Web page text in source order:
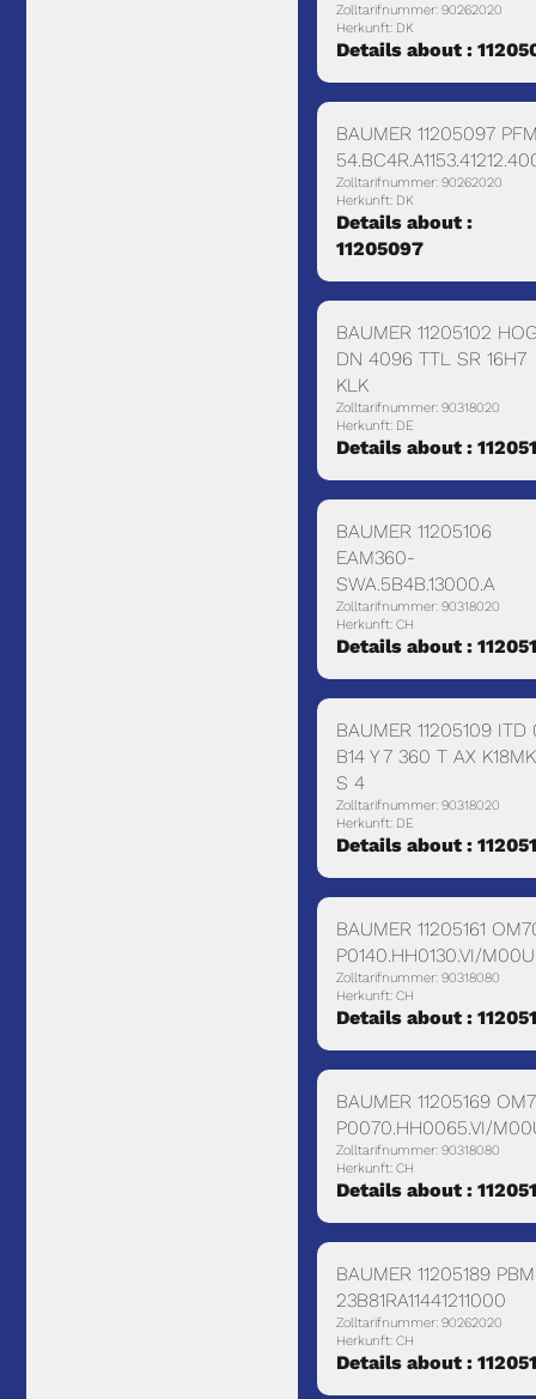
Zolltarifnummer: 90262020
Herkunft: DK
Details about :
BAUMER 11205097
Zolltarifnummer: 90262020
Herkunft: DK
Details about :
11205097
BAUMER 11205102
DN 4096 TTL SR 16H7
KLK
Zolltarifnummer: 90318020
Herkunft: DE
Details about :
BAUMER 11205106
EAM360-
SWA.5B4B.13000.A
Zolltarifnummer: 90318020
Herkunft: CH
Details about :
BAUMER 11205109 ITD
B14 Y 7 360 T AX
S 4
Zolltarifnummer: 90318020
Herkunft: DE
Details about :
BAUMER 11205161
P0140.HH0130.VI/M00U
Zolltarifnummer: 90318080
Herkunft: CH
Details about :
BAUMER 11205169
P0070.HH0065.VI/
Zolltarifnummer: 90318080
Herkunft: CH
Details about :
BAUMER 11205189
23B81RA11441211000
Zolltarifnummer: 90262020
Herkunft: CH
Details about :